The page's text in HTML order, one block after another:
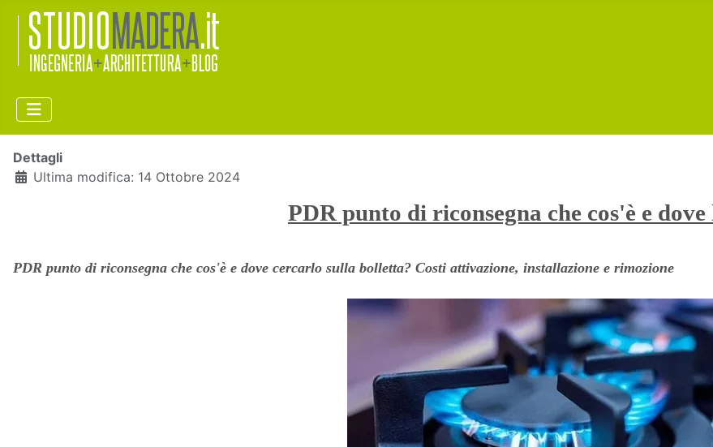
Dettagli
Ultima modifica: 14 Ottobre 2024
PDR punto di riconsegna che cos'è e
PDR punto di riconsegna che cos'è e dove cercarlo sulla bolletta? Costi attivazione, installazione e rimozione